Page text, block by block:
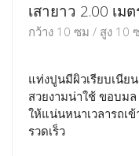
เสายาว 2.00 เม
กว้าง 10 ซม / สูง 10
แท่งปูนมีผิวเรียบเนี
สวยงามน่าใช้ ขอบม
ให้แน่นหนาเวลารถเ
รวดเร็ว